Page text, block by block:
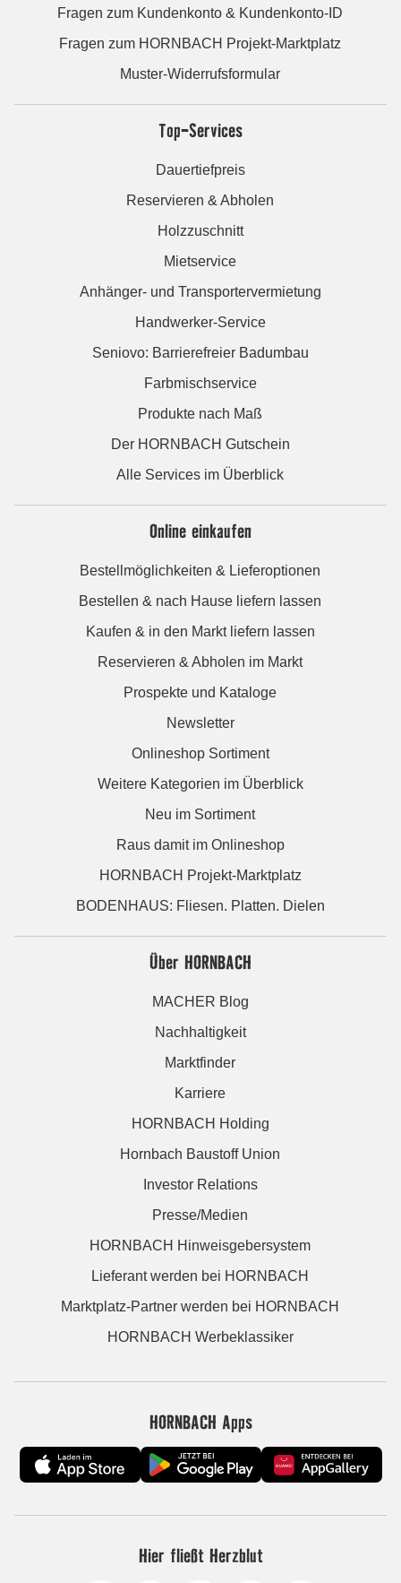
Fragen zum Kundenkonto & Kundenkonto-ID
Fragen zum HORNBACH Projekt-Marktplatz
Muster-Widerrufsformular
Top-Services
Dauertiefpreis
Reservieren & Abholen
Holzzuschnitt
Mietservice
Anhänger- und Transportervermietung
Handwerker-Service
Seniovo: Barrierefreier Badumbau
Farbmischservice
Produkte nach Maß
Der HORNBACH Gutschein
Alle Services im Überblick
Online einkaufen
Bestellmöglichkeiten & Lieferoptionen
Bestellen & nach Hause liefern lassen
Kaufen & in den Markt liefern lassen
Reservieren & Abholen im Markt
Prospekte und Kataloge
Newsletter
Onlineshop Sortiment
Weitere Kategorien im Überblick
Neu im Sortiment
Raus damit im Onlineshop
HORNBACH Projekt-Marktplatz
BODENHAUS: Fliesen. Platten. Dielen
Über HORNBACH
MACHER Blog
Nachhaltigkeit
Marktfinder
Karriere
HORNBACH Holding
Hornbach Baustoff Union
Investor Relations
Presse/Medien
HORNBACH Hinweisgebersystem
Lieferant werden bei HORNBACH
Marktplatz-Partner werden bei HORNBACH
HORNBACH Werbeklassiker
HORNBACH Apps
Hier fließt Herzblut